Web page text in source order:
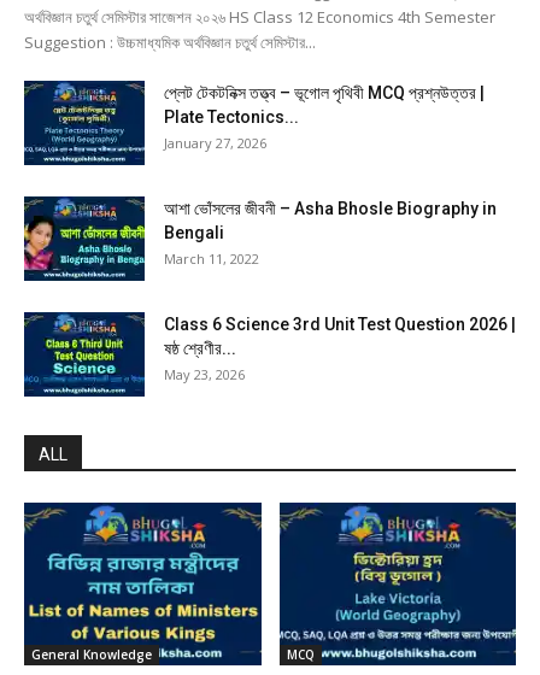
অর্থবিজ্ঞান চতুর্থ সেমিস্টার সাজেশন ২০২৬ HS Class 12 Economics 4th Semester
Suggestion : উচ্চমাধ্যমিক অর্থবিজ্ঞান চতুর্থ সেমিস্টার...
প্লেট টেকটনিক্স তত্ত্ব – ভূগোল পৃথিবী MCQ প্রশ্নউত্তর |
Plate Tectonics...
January 27, 2026
আশা ভোঁসলের জীবনী – Asha Bhosle Biography in
Bengali
March 11, 2022
Class 6 Science 3rd Unit Test Question 2026 |
ষষ্ঠ শ্রেণীর...
May 23, 2026
ALL
General Knowledge MCQ